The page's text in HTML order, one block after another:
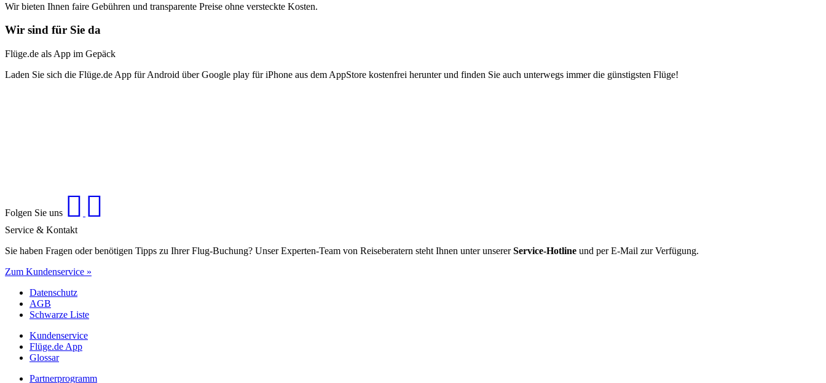
Wir bieten Ihnen faire Gebühren und transparente Preise ohne versteckte Kosten.
Wir sind für Sie da
Flüge.de als App im Gepäck
Laden Sie sich die Flüge.de App für Android über Google play für iPhone aus dem AppStore kostenfrei herunter und finden Sie auch unterwegs immer die günstigsten Flüge!
Folgen Sie uns
Service & Kontakt
Sie haben Fragen oder benötigen Tipps zu Ihrer Flug-Buchung? Unser Experten-Team von Reiseberatern steht Ihnen unter unsererService-Hotline und per E-Mail zur Verfügung.
Zum Kundenservice »
Datenschutz
AGB
Schwarze Liste
Kundenservice
Flüge.de App
Glossar
Partnerprogramm